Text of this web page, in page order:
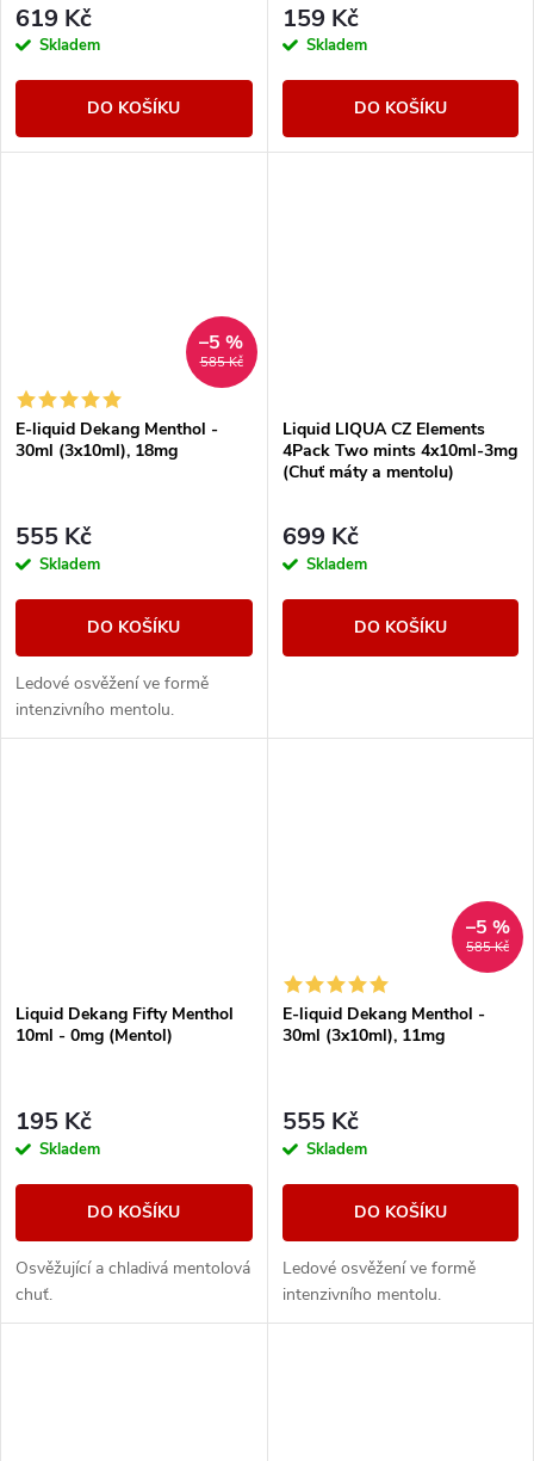
619 Kč
Skladem
DO KOŠÍKU
159 Kč
Skladem
DO KOŠÍKU
585 Kč
–5 %
E-liquid Dekang Menthol -
30ml (3x10ml), 18mg
555 Kč
Skladem
DO KOŠÍKU
Ledové osvěžení ve formě
intenzivního mentolu.
Liquid LIQUA CZ Elements
4Pack Two mints 4x10ml-3mg
(Chuť máty a mentolu)
699 Kč
Skladem
DO KOŠÍKU
Liquid Dekang Fifty Menthol
10ml - 0mg (Mentol)
195 Kč
Skladem
DO KOŠÍKU
Osvěžující a chladivá mentolová
chuť.
585 Kč
–5 %
E-liquid Dekang Menthol -
30ml (3x10ml), 11mg
555 Kč
Skladem
DO KOŠÍKU
Ledové osvěžení ve formě
intenzivního mentolu.